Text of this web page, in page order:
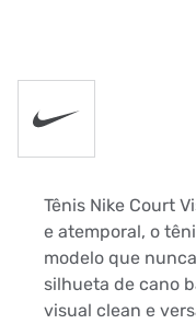
Tênis Nike Court
e atemporal, o
modelo que
silhueta de cano
visual clean e